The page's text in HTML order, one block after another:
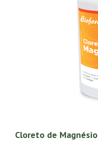
Cloreto de Magnésio